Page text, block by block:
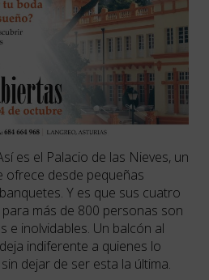
es el Palacio de las Nieves, un
ofrece desde pequeñas
Y es que sus cuatro
más de 800 personas son
e inolvidables. Un balcón al
indiferente a quienes lo
dejar de ser esta la última.